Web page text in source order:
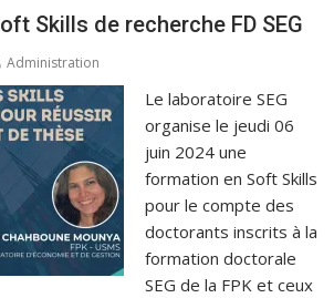
Skills de recherche FD SEG
Administration
Le laboratoire SEG
organise le jeudi 06
juin 2024 une
formation en Soft Skills
pour le compte des
doctorants inscrits à la
formation doctorale
SEG de la FPK et ceux